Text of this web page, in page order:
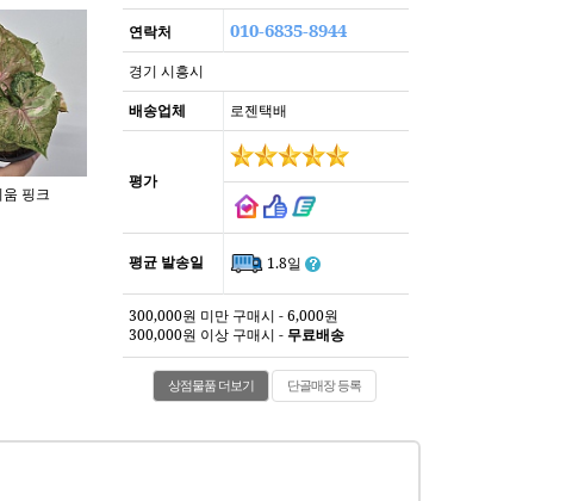
연락처 010-6835-8944
경기 시흥시
배송업체
로젠택배
평가
평균 발송일 1.8일
300,000원 미만 구매시 - 6,000원
300,000원 이상 구매시 - 무료배송
상점물품 더보기 단골매장 등록